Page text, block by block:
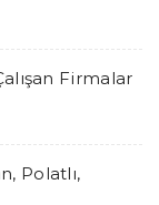
Firmalar
Polatlı,